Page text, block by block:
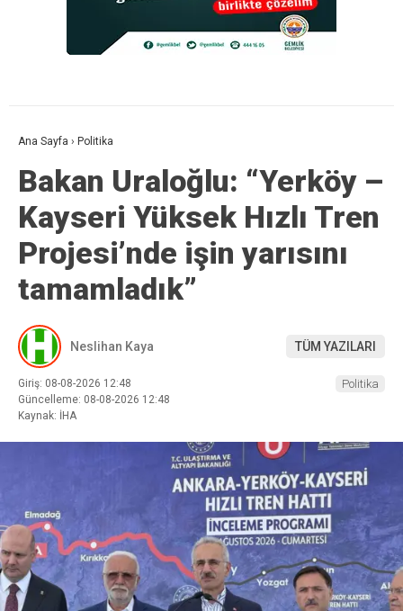
Ana Sayfa › Politika
Bakan Uraloğlu: “Yerköy –
Kayseri Yüksek Hızlı Tren
Projesi’nde işin yarısını
tamamladık”
Neslihan Kaya TÜM YAZILARI
Giriş: 08-08-2026 12:48
Güncelleme: 08-08-2026 12:48
Kaynak: İHA
Politika